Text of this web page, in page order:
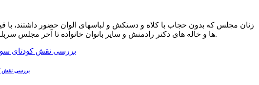
ها و خاله ­های دکتر رادمنش و سایر بانوان خانواده تا آخر مجلس سربلند نکردند تا خویشاوند عزیز خود را که فقط چند روز قبل بعد از هفت سال و نیم وارد زادگاه خود شده بود، نگاه کنند.
بررسی نقش